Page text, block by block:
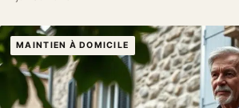
MAINTIEN À DOMICILE